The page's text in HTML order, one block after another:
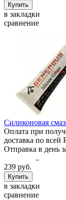
в закладки
сравнение
Силиконовая
Оплата при
доставка по всей
Отправка в день
..
239 руб.
в закладки
сравнение